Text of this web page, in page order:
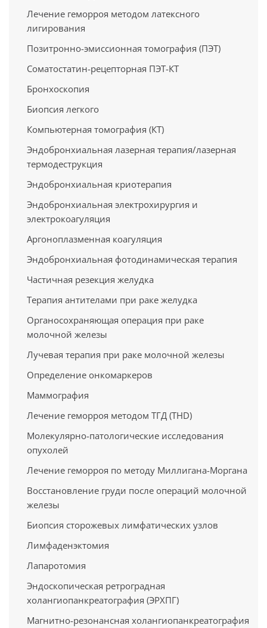
Лечение геморроя методом латексного
лигирования
Позитронно-эмиссионная томография (ПЭТ)
Cоматостатин-рецепторная ПЭТ-КТ
Бронхоскопия
Биопсия легкого
Компьютерная томография (КТ)
Эндобронхиальная лазерная терапия/лазерная
термодеструкция
Эндобронхиальная криотерапия
Эндобронхиальная электрохирургия и
электрокоагуляция
Аргоноплазменная коагуляция
Эндобронхиальная фотодинамическая терапия
Частичная резекция желудка
Терапия антителами при раке желудка
Органосохраняющая операция при раке
молочной железы
Лучевая терапия при раке молочной железы
Определение онкомаркеров
Маммография
Лечение геморроя методом ТГД (THD)
Молекулярно-патологические исследования
опухолей
Лечение геморроя по методу Миллигана-Моргана
Восстановление груди после операций молочной
железы
Биопсия сторожевых лимфатических узлов
Лимфаденэктомия
Лапаротомия
Эндоскопическая ретроградная
холангиопанкреатография (ЭРХПГ)
Магнитно-резонансная холангиопанкреатография